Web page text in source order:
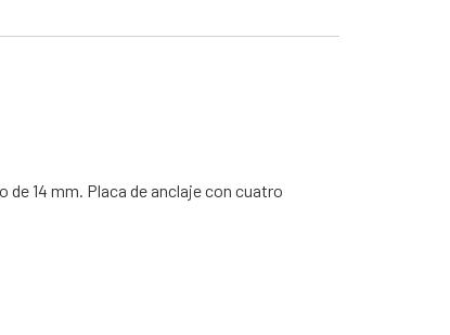
14 mm. Placa de anclaje con cuatro